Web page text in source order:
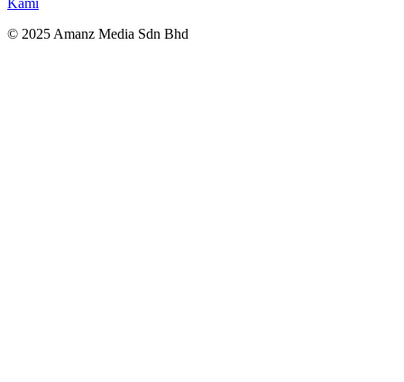
Kami
© 2025 Amanz Media Sdn Bhd